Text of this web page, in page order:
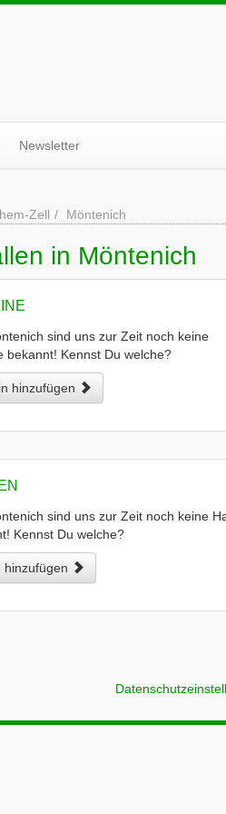
Newsletter
Zell Möntenich
in Möntenich
sind uns zur Zeit noch keine
bekannt! Kennst Du welche?
hinzufügen
sind uns zur Zeit noch keine
Kennst Du welche?
hinzufügen